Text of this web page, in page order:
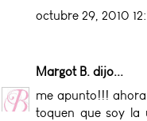
octubre 29, 2010
Margot B. dijo...
me apunto!!!
toquen que soy la